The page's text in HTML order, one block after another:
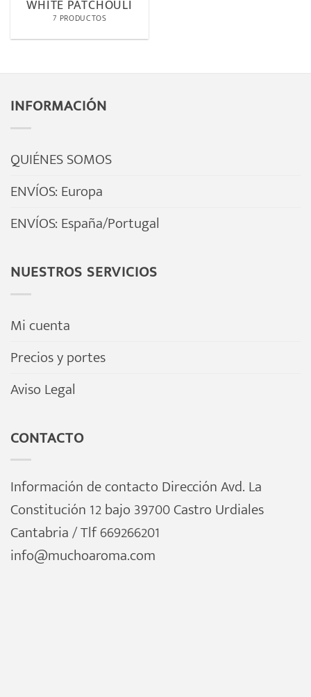
WHITE PATCHOULI
7 PRODUCTOS
INFORMACIÓN
QUIÉNES SOMOS
ENVÍOS: Europa
ENVÍOS: España/Portugal
NUESTROS SERVICIOS
Mi cuenta
Precios y portes
Aviso Legal
CONTACTO
Información de contacto Dirección Avd. La
Constitución 12 bajo 39700 Castro Urdiales
Cantabria / Tlf 669266201
info@muchoaroma.com